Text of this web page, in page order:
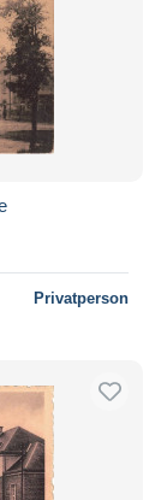
Privatperson